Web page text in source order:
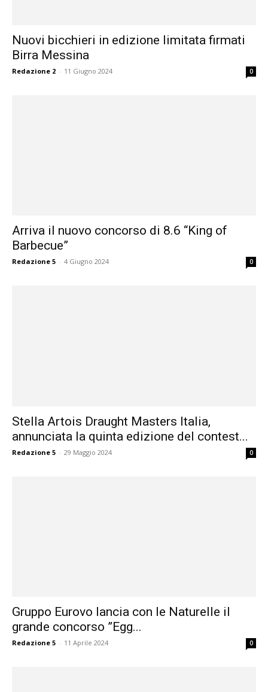
Nuovi bicchieri in edizione limitata firmati
Birra Messina
Redazione 2 - 11 Giugno 2024 0
Arriva il nuovo concorso di 8.6 “King of
Barbecue”
Redazione 5 - 4 Giugno 2024 0
Stella Artois Draught Masters Italia,
annunciata la quinta edizione del contest...
Redazione 5 - 29 Maggio 2024 0
Gruppo Eurovo lancia con le Naturelle il
grande concorso ”Egg...
Redazione 5 - 11 Aprile 2024 0